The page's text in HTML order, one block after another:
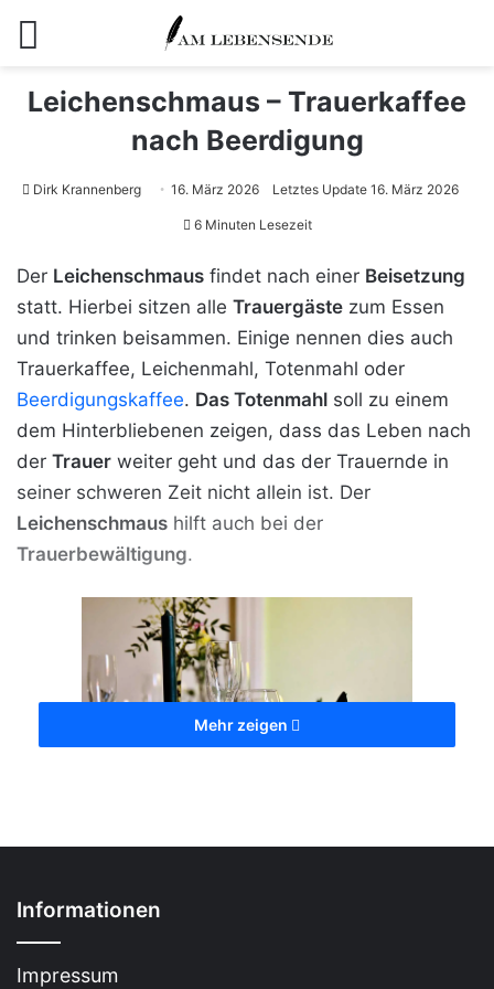
Leichenschmaus – Trauerkaffee
nach Beerdigung
Dirk Krannenberg 16. März 2026 Letztes Update 16. März 2026
6 Minuten Lesezeit
Der Leichenschmaus findet nach einer Beisetzung
statt. Hierbei sitzen alle Trauergäste zum Essen
und trinken beisammen. Einige nennen dies auch
Trauerkaffee, Leichenmahl, Totenmahl oder
Beerdigungskaffee. Das Totenmahl soll zu einem
dem Hinterbliebenen zeigen, dass das Leben nach
der Trauer weiter geht und das der Trauernde in
seiner schweren Zeit nicht allein ist. Der
Leichenschmaus hilft auch bei der
Trauerbewältigung.
Mehr zeigen
Informationen
Impressum